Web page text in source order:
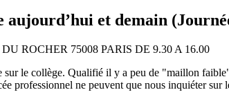
aujourd’hui et demain
ROCHER 75008 PARIS DE 9.30 A 16.00
le collège. Qualifié il y a peu de "maillon
professionnel ne peuvent que nous inquiéter